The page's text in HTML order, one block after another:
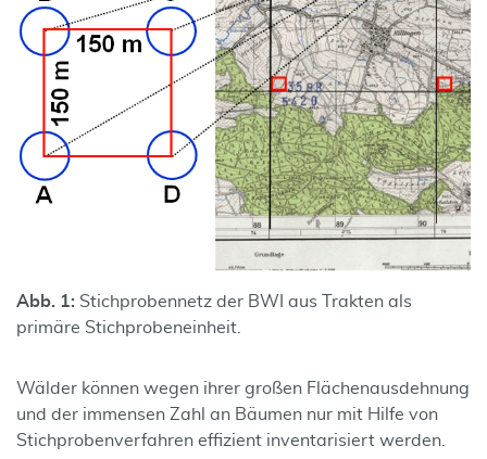
Abb. 1: Stichprobennetz der BWI aus Trakten als
primäre Stichprobeneinheit.
Wälder können wegen ihrer großen Flächenausdehnung
und der immensen Zahl an Bäumen nur mit Hilfe von
Stichprobenverfahren effizient inventarisiert werden.